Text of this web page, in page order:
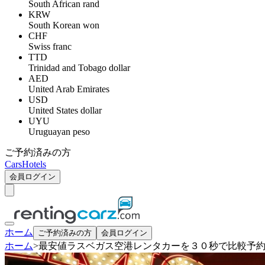
South African rand
KRW
South Korean won
CHF
Swiss franc
TTD
Trinidad and Tobago dollar
AED
United Arab Emirates
USD
United States dollar
UYU
Uruguayan peso
ご予約済みの方
CarsHotels
会員ログイン
ホーム ご予約済みの方 会員ログイン
ホーム>最安値ラスベガス空港レンタカーを３０秒で比較予約